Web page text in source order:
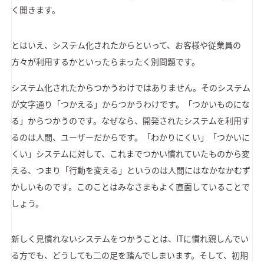
く聞きます。
とはいえ、システム化されたからといって、お客様や従業員の
方々が利用するかといったらまったく別問題です。
システム化されたからつかうわけではありません。そのシステム
が文字通り「つかえる」からつかうわけです。「つかいものにな
る」からつかうのです。なぜなら、開発されたシステムを利用す
るのは人間、ユーザーだからです。「わかりにくい」「つかいに
くい」システムに対して、これまでつかい慣れていたものから変
える、つまり「行動を変える」というのは人間にはなかなかむず
かしいものです。このことはみなさまもよく直面していることで
しょう。
新しく見慣れないシステムをつかうことは、ITに慣れ親しんでい
る方でも、どうしても二の足を踏んでしまいます。そして、初期